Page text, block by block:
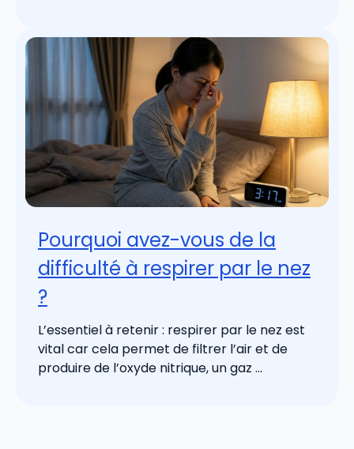
Pourquoi avez-vous de la
difficulté à respirer par le nez
?
L’essentiel à retenir : respirer par le nez est
vital car cela permet de filtrer l’air et de
produire de l’oxyde nitrique, un gaz ...